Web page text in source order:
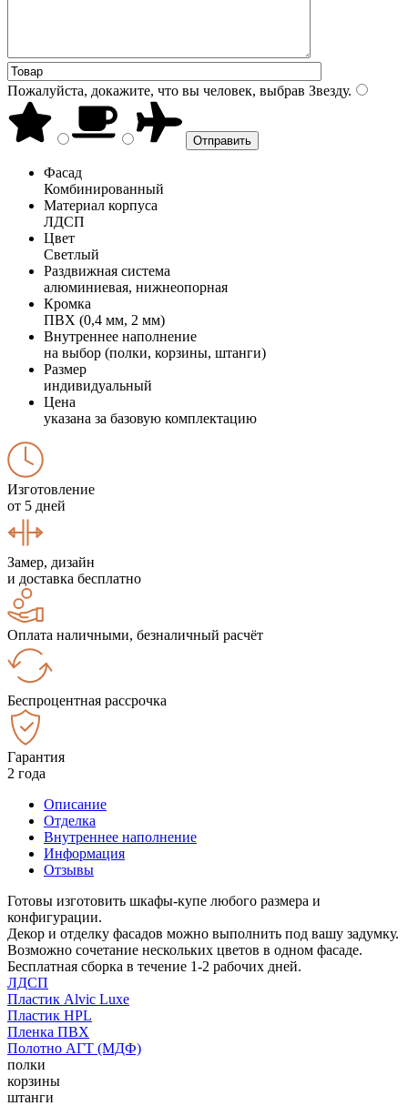
Пожалуйста, докажите, что вы человек, выбрав Звезду.
Фасад
Комбинированный
Материал корпуса
ЛДСП
Цвет
Светлый
Раздвижная система
алюминиевая, нижнеопорная
Кромка
ПВХ (0,4 мм, 2 мм)
Внутреннее наполнение
на выбор (полки, корзины, штанги)
Размер
индивидуальный
Цена
указана за базовую комплектацию
Изготовление
от 5 дней
Замер, дизайн
и доставка бесплатно
Оплата наличными, безналичный расчёт
Беспроцентная рассрочка
Гарантия
2 года
Описание
Отделка
Внутреннее наполнение
Информация
Отзывы
Готовы изготовить шкафы-купе любого размера и
конфигурации.
Декор и отделку фасадов можно выполнить под вашу задумку.
Возможно сочетание нескольких цветов в одном фасаде.
Бесплатная сборка в течение 1-2 рабочих дней.
ЛДСП
Пластик Alvic Luxe
Пластик HPL
Пленка ПВХ
Полотно АГТ (МДФ)
полки
корзины
штанги